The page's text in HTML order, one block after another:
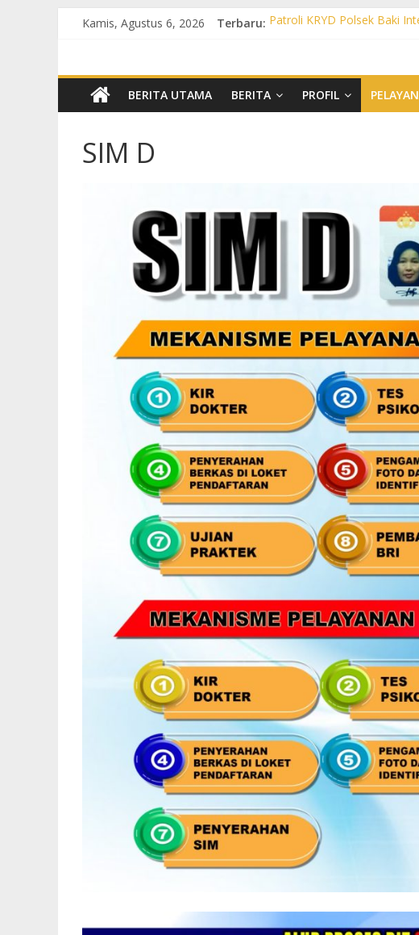
Kamis, Agustus 6, 2026 Terbaru: Patroli KRYD Polsek Baki
Patroli Blue Light KRYD
Patroli Blue Light KRYD
BERITA UTAMA BERITA PROFIL
SIM D